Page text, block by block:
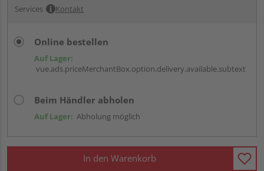
Services Kontakt
Online bestellen
Auf Lager:
vue.ads.priceMerchantBox.option.delivery.available.subtext
Beim Händler abholen
Auf Lager: Abholung möglich
In den Warenkorb